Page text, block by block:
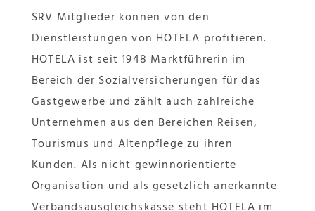
SRV Mitglieder können von den
Dienstleistungen von HOTELA profitieren.
HOTELA ist seit 1948 Marktführerin im
Bereich der Sozialversicherungen für das
Gastgewerbe und zählt auch zahlreiche
Unternehmen aus den Bereichen Reisen,
Tourismus und Altenpflege zu ihren
Kunden. Als nicht gewinnorientierte
Organisation und als gesetzlich anerkannte
Verbandsausgleichskasse steht HOTELA im